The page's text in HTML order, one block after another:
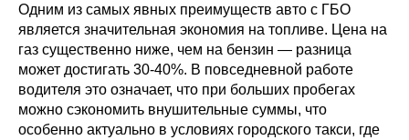
Одним из самых явных преимуществ авто с ГБО
является значительная экономия на топливе. Цена на
газ существенно ниже, чем на бензин — разница
может достигать 30-40%. В повседневной работе
водителя это означает, что при больших пробегах
можно сэкономить внушительные суммы, что
особенно актуально в условиях городского такси, где